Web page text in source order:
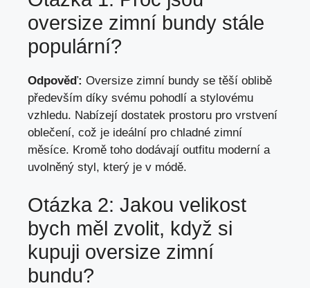
oversize zimní bundy stále
populární?
Odpověď: Oversize⁤ zimní bundy se těší oblibě
především díky svému pohodlí ⁣a stylovému
vzhledu. ‍Nabízejí ⁢dostatek prostoru pro vrstvení
oblečení, což je ideální pro​ chladné zimní
⁢měsíce. Kromě toho⁤ dodávají outfitu moderní a
uvolněný styl, který je ⁢v módě.
Otázka 2: Jakou velikost
bych měl zvolit, když si
kupuji oversize zimní
bundu?